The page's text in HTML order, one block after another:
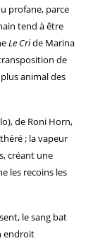
profane, parce
tend à être
Le Cride Marina
de
animal des
de Roni Horn,
; la vapeur
créant une
les recoins les
le sang bat
endroit